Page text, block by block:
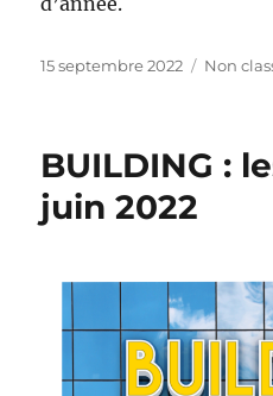
Publié
15 septembre 2022 Non
BUILDING :
juin 2022